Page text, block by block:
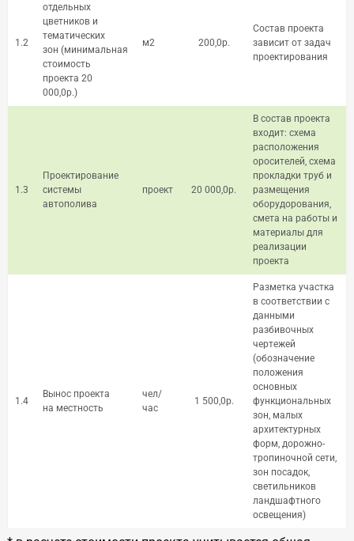
1.2
отдельных
цветников и
тематических
зон (минимальная
стоимость
проекта 20
000,0р.)
м2 200,0р.
Состав проекта
зависит от задач
проектирования
1.3
Проектирование
системы
автополива
проект 20 000,0р.
В состав проекта
входит: схема
расположения
оросителей, схема
прокладки труб и
размещения
оборудорования,
смета на работы и
материалы для
реализации
проекта
1.4
Вынос проекта
на местность
чел/
час
1 500,0р.
Разметка участка
в соответствии с
данными
разбивочных
чертежей
(обозначение
положения
основных
функциональных
зон, малых
архитектурных
форм, дорожно-
тропиночной сети,
зон посадок,
светильников
ландшафтного
освещения)